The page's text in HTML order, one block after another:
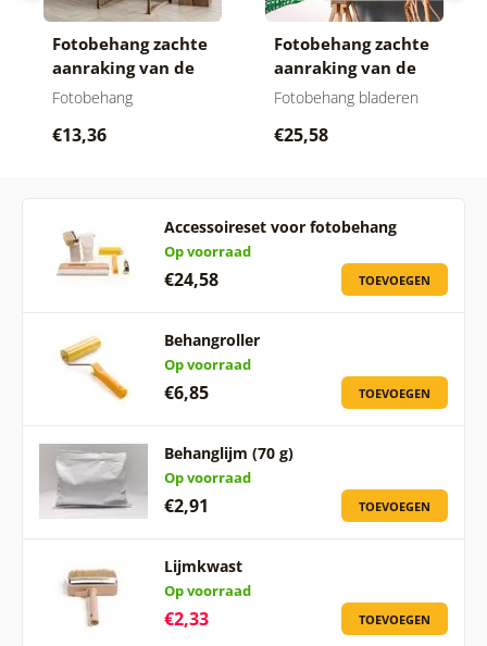
Fotobehang zachte
aanraking van de
natuur in roze
Fotobehang
€13,36
Fotobehang zachte
aanraking van de
natuur
Fotobehang bladeren
€25,58
Accessoireset voor fotobehang
Op voorraad
€24,58 TOEVOEGEN
Behangroller
Op voorraad
€6,85 TOEVOEGEN
Behanglijm (70 g)
Op voorraad
€2,91 TOEVOEGEN
Lijmkwast
Op voorraad
€2,33 TOEVOEGEN